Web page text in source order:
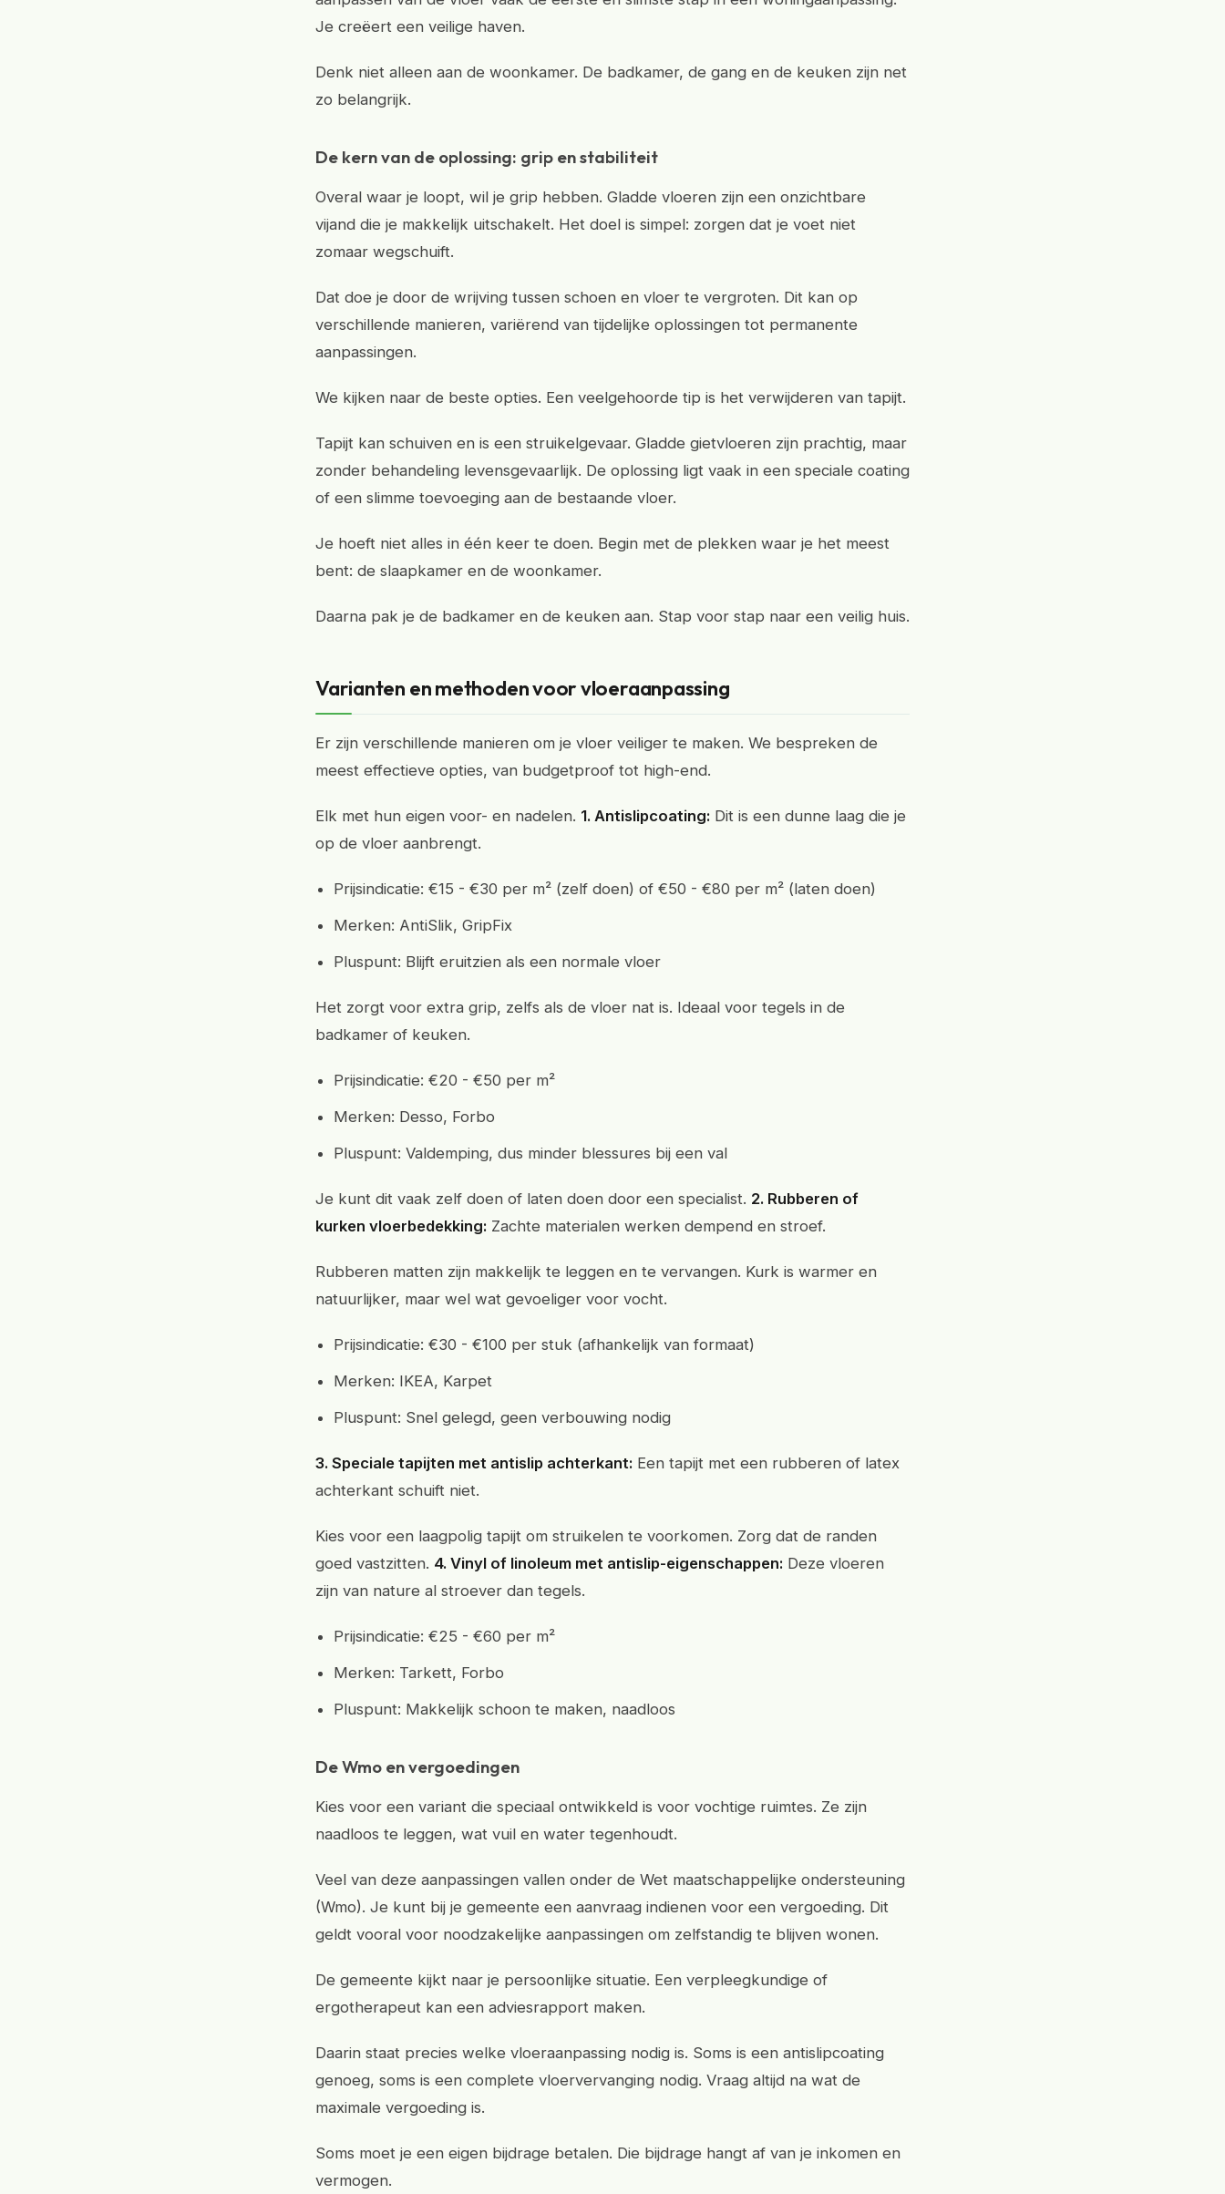
Je creëert een veilige haven.
Denk niet alleen aan de woonkamer. De badkamer, de gang en de keuken zijn net
zo belangrijk.
De kern van de oplossing: grip en stabiliteit
Overal waar je loopt, wil je grip hebben. Gladde vloeren zijn een onzichtbare
vijand die je makkelijk uitschakelt. Het doel is simpel: zorgen dat je voet niet
zomaar wegschuift.
Dat doe je door de wrijving tussen schoen en vloer te vergroten. Dit kan op
verschillende manieren, variërend van tijdelijke oplossingen tot permanente
aanpassingen.
We kijken naar de beste opties. Een veelgehoorde tip is het verwijderen van tapijt.
Tapijt kan schuiven en is een struikelgevaar. Gladde gietvloeren zijn prachtig, maar
zonder behandeling levensgevaarlijk. De oplossing ligt vaak in een speciale coating
of een slimme toevoeging aan de bestaande vloer.
Je hoeft niet alles in één keer te doen. Begin met de plekken waar je het meest
bent: de slaapkamer en de woonkamer.
Daarna pak je de badkamer en de keuken aan. Stap voor stap naar een veilig huis.
Varianten en methoden voor vloeraanpassing
Er zijn verschillende manieren om je vloer veiliger te maken. We bespreken de
meest effectieve opties, van budgetproof tot high-end.
Elk met hun eigen voor- en nadelen. 1. Antislipcoating: Dit is een dunne laag die je
op de vloer aanbrengt.
Prijsindicatie: €15 - €30 per m² (zelf doen) of €50 - €80 per m² (laten doen)
Merken: AntiSlik, GripFix
Pluspunt: Blijft eruitzien als een normale vloer
Het zorgt voor extra grip, zelfs als de vloer nat is. Ideaal voor tegels in de
badkamer of keuken.
Prijsindicatie: €20 - €50 per m²
Merken: Desso, Forbo
Pluspunt: Valdemping, dus minder blessures bij een val
Je kunt dit vaak zelf doen of laten doen door een specialist. 2. Rubberen of
kurken vloerbedekking: Zachte materialen werken dempend en stroef.
Rubberen matten zijn makkelijk te leggen en te vervangen. Kurk is warmer en
natuurlijker, maar wel wat gevoeliger voor vocht.
Prijsindicatie: €30 - €100 per stuk (afhankelijk van formaat)
Merken: IKEA, Karpet
Pluspunt: Snel gelegd, geen verbouwing nodig
3. Speciale tapijten met antislip achterkant: Een tapijt met een rubberen of latex
achterkant schuift niet.
Kies voor een laagpolig tapijt om struikelen te voorkomen. Zorg dat de randen
goed vastzitten. 4. Vinyl of linoleum met antislip-eigenschappen: Deze vloeren
zijn van nature al stroever dan tegels.
Prijsindicatie: €25 - €60 per m²
Merken: Tarkett, Forbo
Pluspunt: Makkelijk schoon te maken, naadloos
De Wmo en vergoedingen
Kies voor een variant die speciaal ontwikkeld is voor vochtige ruimtes. Ze zijn
naadloos te leggen, wat vuil en water tegenhoudt.
Veel van deze aanpassingen vallen onder de Wet maatschappelijke ondersteuning
(Wmo). Je kunt bij je gemeente een aanvraag indienen voor een vergoeding. Dit
geldt vooral voor noodzakelijke aanpassingen om zelfstandig te blijven wonen.
De gemeente kijkt naar je persoonlijke situatie. Een verpleegkundige of
ergotherapeut kan een adviesrapport maken.
Daarin staat precies welke vloeraanpassing nodig is. Soms is een antislipcoating
genoeg, soms is een complete vloervervanging nodig. Vraag altijd na wat de
maximale vergoeding is.
Soms moet je een eigen bijdrage betalen. Die bijdrage hangt af van je inkomen en
vermogen.